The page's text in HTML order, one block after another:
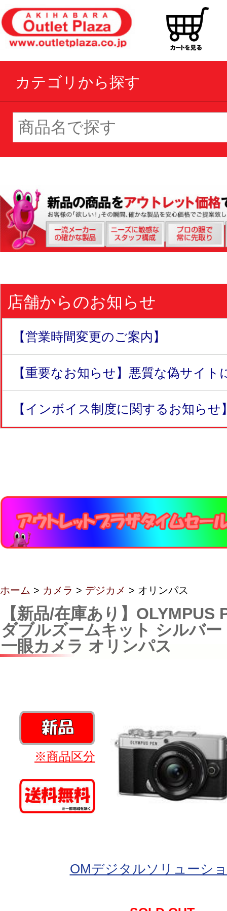
カテゴリから探す
店舗からのお知らせ
【営業時間変更のご案内】
【重要なお知らせ】悪質な偽サイト
【インボイス制度に関するお知らせ
ホーム > カメラ > デジカメ > オリンパス
【新品/在庫あり】OLYMPUS
ダブルズームキット シルバ
一眼カメラ オリンパス
※商品区分
OMデジタルソリューシ